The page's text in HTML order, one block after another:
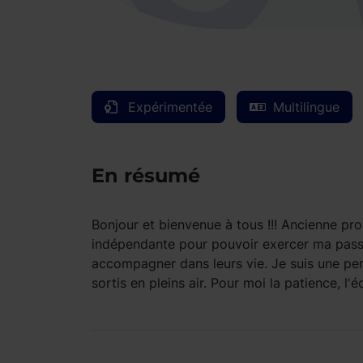
Expérimentée Multilingue
En résumé
Bonjour et bienvenue à tous !!! Ancienne
indépendante pour pouvoir exercer ma
accompagner dans leurs vie. Je suis une
sortis en pleins air. Pour moi la patience,